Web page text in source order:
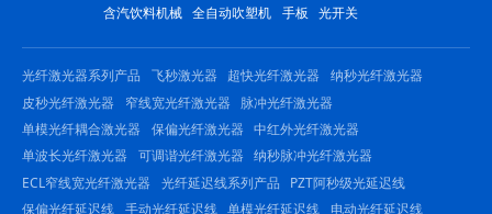
含汽饮料机械 全自动吹塑机 手板 光开关
光纤激光器系列产品 飞秒激光器 超快光纤激光器
纳秒光纤激光器
皮秒光纤激光器
窄线宽光纤激光器
脉冲光纤激光器
单模光纤耦合激光器
保偏光纤激光器 中红外光纤激光器
单波长光纤激光器
可调谐光纤激光器 纳秒脉冲光纤激光器
ECL窄线宽光纤激光器
光纤延迟线系列产品
PZT阿秒级光延迟线
保偏光纤延迟线 手动光纤延迟线 单模光纤延迟线
电动光纤延迟线